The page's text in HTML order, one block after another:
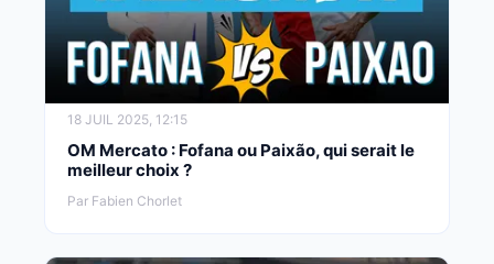
18 JUIL 2025, 12:15
OM Mercato : Fofana ou Paixão, qui serait le
meilleur choix ?
Par Fabien Chorlet